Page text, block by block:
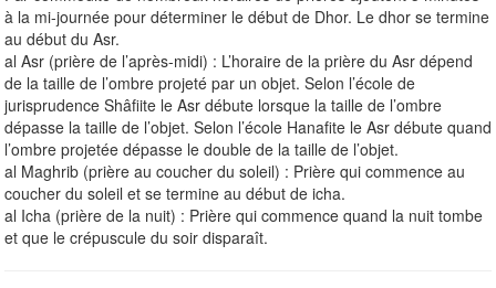
à la mi-journée pour déterminer le début de Dhor. Le dhor se termine
au début du Asr.
al Asr (prière de l’après-midi) : L’horaire de la prière du Asr dépend
de la taille de l’ombre projeté par un objet. Selon l’école de
jurisprudence Shâfiite le Asr débute lorsque la taille de l’ombre
dépasse la taille de l’objet. Selon l’école Hanafite le Asr débute quand
l’ombre projetée dépasse le double de la taille de l’objet.
al Maghrib (prière au coucher du soleil) : Prière qui commence au
coucher du soleil et se termine au début de icha.
al Icha (prière de la nuit) : Prière qui commence quand la nuit tombe
et que le crépuscule du soir disparaît.